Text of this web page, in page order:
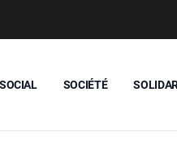
SOCIAL SOCIÉTÉ